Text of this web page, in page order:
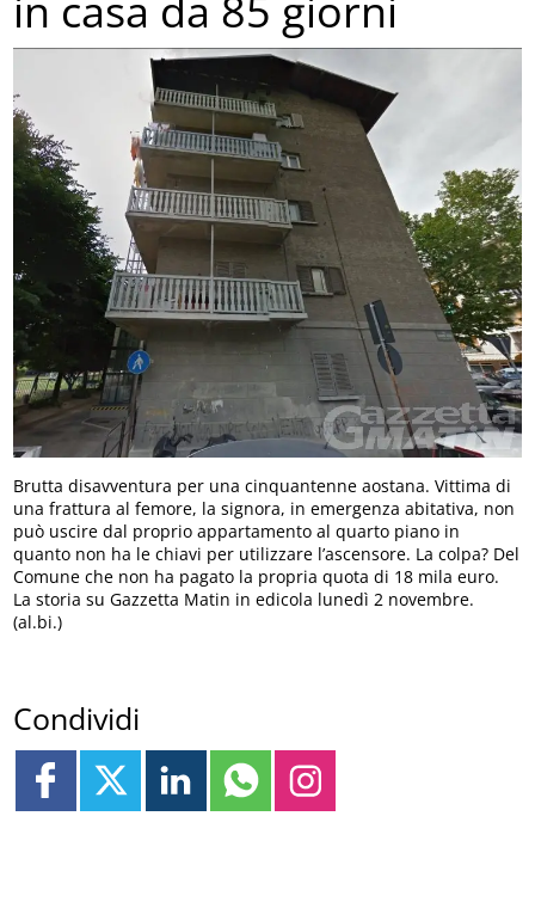
in casa da 85 giorni
Brutta disavventura per una cinquantenne aostana. Vittima di
una frattura al femore, la signora, in emergenza abitativa, non
può uscire dal proprio appartamento al quarto piano in
quanto non ha le chiavi per utilizzare l’ascensore. La colpa? Del
Comune che non ha pagato la propria quota di 18 mila euro.
La storia su Gazzetta Matin in edicola lunedì 2 novembre.
(al.bi.)
Condividi